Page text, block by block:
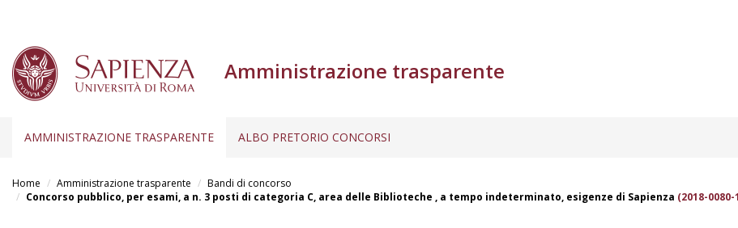
contenuto
Amministrazione trasparente
AMMINISTRAZIONE TRASPARENTE ALBO PRETORIO CONCORSI
Home Amministrazione trasparente
Bandi di concorso
Concorso pubblico, per esami, a n. 3 posti di categoria C, area delle Biblioteche , a tempo indeterminato, esigenze di Sapienza (2018-0080-